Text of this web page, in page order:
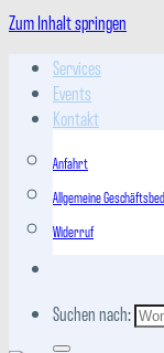
Zum Inhalt springen
Services
Events
Kontakt
Anfahrt
Allgemeine
Widerruf
Suchen nach: